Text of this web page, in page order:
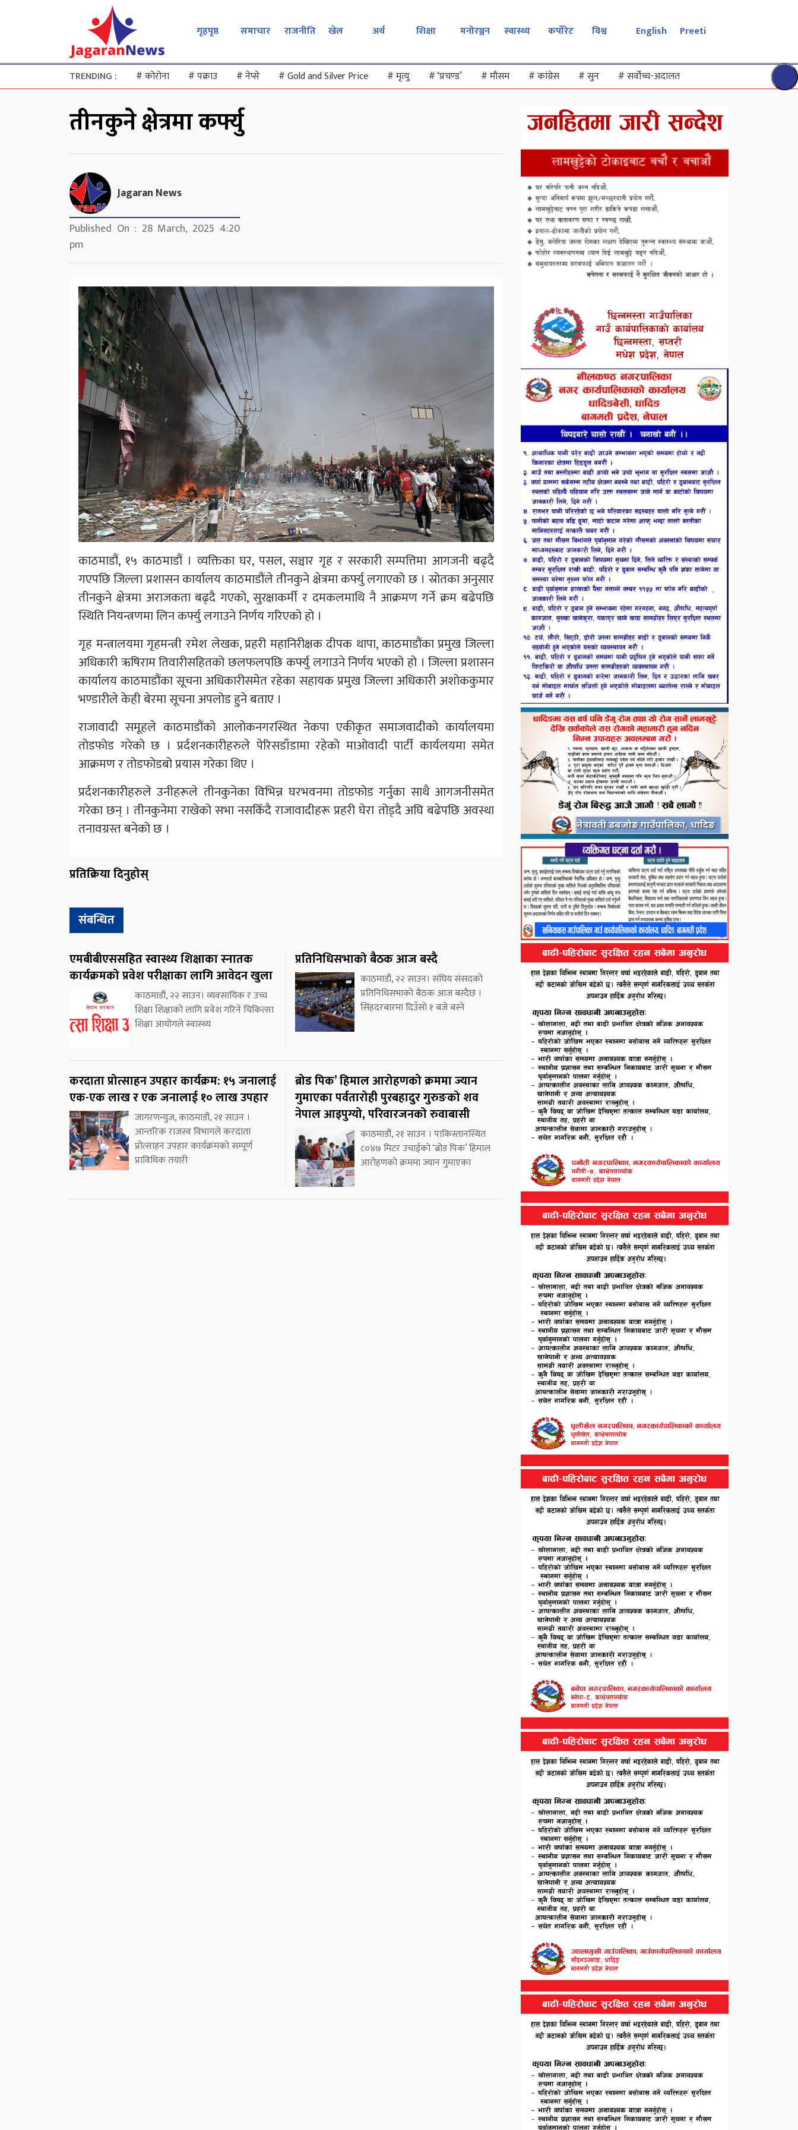
गृहपृष्ठ समाचार राजनीति खेल अर्थ शिक्षा मनोरञ्जन स्वास्थ्य कर्पोरेट विश्व English Preeti
TRENDING : #कोरोना #पक्राउ #नेप्से #Gold and Silver Price #मृत्यु #‘प्रचण्ड’ #मौसम #कांग्रेस #सुन #सर्वोच्च-अदालत
तीनकुने क्षेत्रमा कर्फ्यु
Jagaran News
Published On : 28 March, 2025 4:20
pm
काठमाडौं, १५ काठमाडौं । व्यक्तिका घर, पसल, सञ्चार गृह र सरकारी सम्पत्तिमा आगजनी बढ्दै
गएपछि जिल्ला प्रशासन कार्यालय काठमाडौंले तीनकुने क्षेत्रमा कर्फ्यु लगाएको छ । स्रोतका अनुसार
तीनकुने क्षेत्रमा अराजकता बढ्दै गएको, सुरक्षाकर्मी र दमकलमाथि नै आक्रमण गर्ने क्रम बढेपछि
स्थिति नियन्त्रणमा लिन कर्फ्यु लगाउने निर्णय गरिएको हो ।
गृह मन्त्रालयमा गृहमन्त्री रमेश लेखक, प्रहरी महानिरीक्षक दीपक थापा, काठमाडौंका प्रमुख जिल्ला
अधिकारी ऋषिराम तिवारीसहितको छलफलपछि कर्फ्यु लगाउने निर्णय भएको हो । जिल्ला प्रशासन
कार्यालय काठमाडौंका सूचना अधिकारीसमेत रहेका सहायक प्रमुख जिल्ला अधिकारी अशोककुमार
भण्डारीले केही बेरमा सूचना अपलोड हुने बताए ।
राजावादी समूहले काठमाडौंको आलोकनगरस्थित नेकपा एकीकृत समाजवादीको कार्यालयमा
तोडफोड गरेको छ । प्रर्दशनकारीहरुले पेरिसडाँडामा रहेको माओवादी पार्टी कार्यलयमा समेत
आक्रमण र तोडफोडबो प्रयास गरेका थिए ।
प्रर्दशनकारीहरुले उनीहरूले तीनकुनेका विभिन्न घरभवनमा तोडफोड गर्नुका साथै आगजनीसमेत
गरेका छन् । तीनकुनेमा राखेको सभा नसकिँदै राजावादीहरू प्रहरी घेरा तोड्दै अघि बढेपछि अवस्था
तनावग्रस्त बनेको छ ।
प्रतिक्रिया दिनुहोस्
संबन्धित
एमबीबीएससहित स्वास्थ्य शिक्षाका स्नातक
कार्यक्रमको प्रवेश परीक्षाका लागि आवेदन खुला
काठमाडौं, २२ साउन। व्यवसायिक र उच्च
शिक्षा शिक्षाको लागि प्रवेश गरिने चिकित्सा
शिक्षा आयोगले स्वास्थ्य
प्रतिनिधिसभाको बैठक आज बस्दै
काठमाडौं, २२ साउन। संघिय संसदको
प्रतिनिधिसभाको बैठक आज बस्दैछ ।
सिंहदरबारमा दिउँसो १ बजे बस्ने
करदाता प्रोत्साहन उपहार कार्यक्रम: १५ जनालाई
एक-एक लाख र एक जनालाई १० लाख उपहार
जागरणन्युज, काठमाडौं, २१ साउन ।
आन्तरिक राजस्व विभागले करदाता
प्रोत्साहन उपहार कार्यक्रमको सम्पूर्ण
प्राविधिक तयारी
ब्रोड पिक’ हिमाल आरोहणको क्रममा ज्यान
गुमाएका पर्वतारोही पुरबहादुर गुरुङको शव
नेपाल आइपुग्यो, परिवारजनको रुवाबासी
काठमाडौं, २१ साउन । पाकिस्तानस्थित
८०४७ मिटर उचाईको ‘ब्रोड पिक’ हिमाल
आरोहणको क्रममा ज्यान गुमाएका